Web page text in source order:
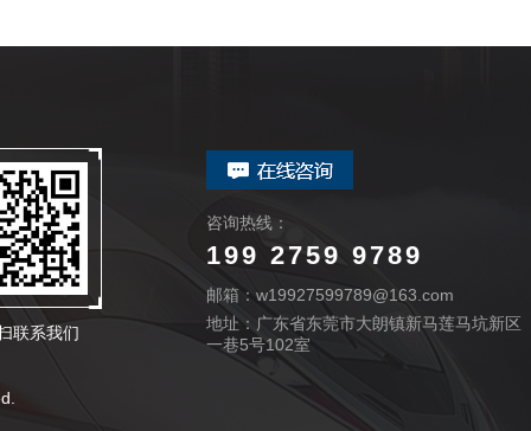
联系我们
咨询热线：
199 2759 9789
邮箱：w19927599789@163.com
地址：广东省东莞市大朗镇新马莲马坑新区
一巷5号102室